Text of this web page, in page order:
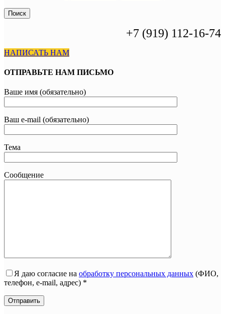
Поиск
+7 (919) 112-16-74
НАПИСАТЬ НАМ
ОТПРАВЬТЕ НАМ ПИСЬМО
Ваше имя (обязательно)
Ваш e-mail (обязательно)
Тема
Сообщение
Я даю согласие на обработку персональных данных (ФИО,
телефон, e-mail, адрес) *